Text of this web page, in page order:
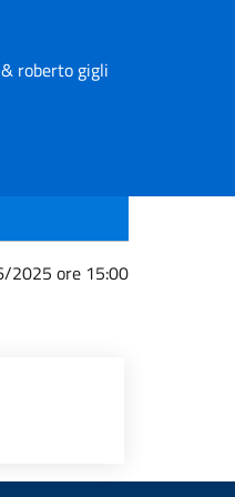
roberto gigli
2025 ore 15:00